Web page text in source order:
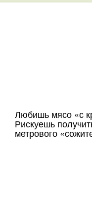
Любишь мясо «с
Рискуешь
метрового